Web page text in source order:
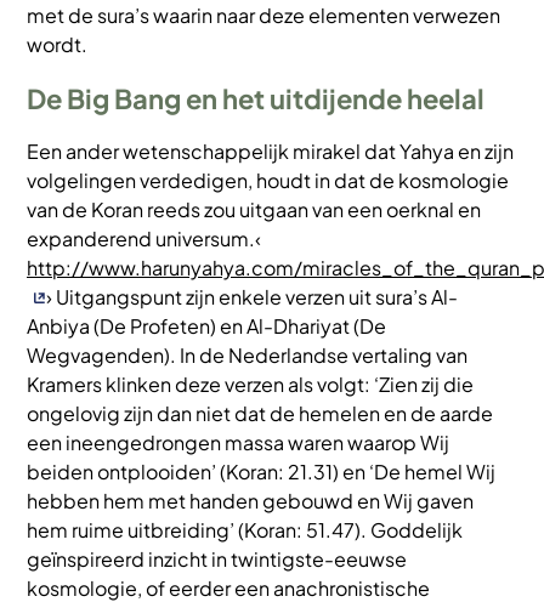
met de sura’s waarin naar deze elementen verwezen
wordt.
De Big Bang en het uitdijende heelal
Een ander wetenschappelijk mirakel dat Yahya en zijn
volgelingen verdedigen, houdt in dat de kosmologie
van de Koran reeds zou uitgaan van een oerknal en
expanderend universum.‹
http://www.harunyahya.com/
› Uitgangspunt zijn enkele verzen uit sura’s Al-
Anbiya (De Profeten) en Al-Dhariyat (De
Wegvagenden). In de Nederlandse vertaling van
Kramers klinken deze verzen als volgt: ‘Zien zij die
ongelovig zijn dan niet dat de hemelen en de aarde
een ineengedrongen massa waren waarop Wij
beiden ontplooiden’ (Koran: 21.31) en ‘De hemel Wij
hebben hem met handen gebouwd en Wij gaven
hem ruime uitbreiding’ (Koran: 51.47). Goddelijk
geïnspireerd inzicht in twintigste-eeuwse
kosmologie, of eerder een anachronistische